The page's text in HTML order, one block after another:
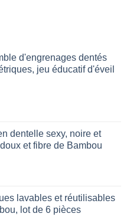
d'engrenages dentés
jeu éducatif d'éveil
dentelle sexy, noire et
et fibre de Bambou
lavables et réutilisables
lot de 6 pièces